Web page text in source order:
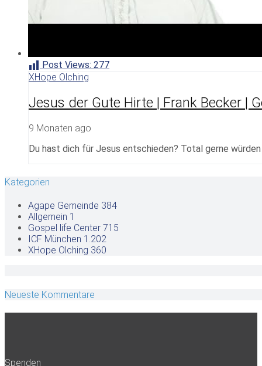
Post Views: 277
XHope Olching
Jesus der Gute Hirte | Frank Becker |
9 Monaten ago
Du hast dich für Jesus entschieden? Total gerne
Kategorien
Agape Gemeinde 384
Allgemein 1
Gospel life Center 715
ICF München 1.202
XHope Olching 360
Neueste Kommentare
Spenden